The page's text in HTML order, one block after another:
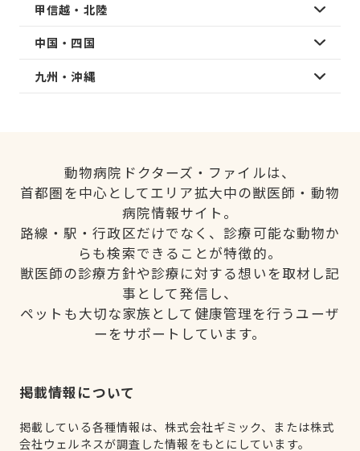
甲信越・北陸
中国・四国
九州・沖縄
動物病院ドクターズ・ファイルは、
首都圏を中心としてエリア拡大中の獣医師・動物
病院情報サイト。
路線・駅・行政区だけでなく、診療可能な動物か
らも検索できることが特徴的。
獣医師の診療方針や診療に対する想いを取材し記
事として発信し、
ペットも大切な家族として健康管理を行うユーザ
ーをサポートしています。
掲載情報について
掲載している各種情報は、株式会社ギミック、または株式
会社ウェルネスが調査した情報をもとにしています。